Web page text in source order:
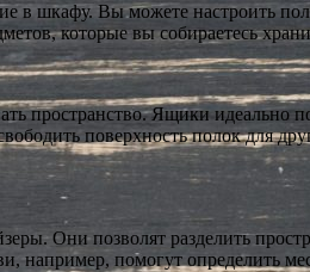
в шкафу. Вы можете настроить
которые вы собираетесь
пространство. Ящики идеально
поверхность полок для
Они позволят разделить
например, помогут определить